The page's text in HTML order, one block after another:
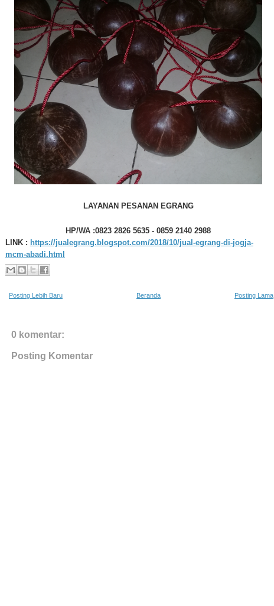
LAYANAN PESANAN EGRANG
HP/WA :0823 2826 5635 - 0859 2140 2988
LINK : https://jualegrang.blogspot.com/2018/10/jual-egrang-di-jogja-
mcm-abadi.html
Posting Lebih Baru Posting Lama
Beranda
0 komentar:
Posting Komentar